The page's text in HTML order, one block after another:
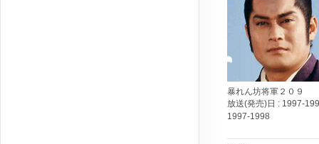
暴れん坊将軍２０９
放送(発売)日 : 1997-
1997-1998